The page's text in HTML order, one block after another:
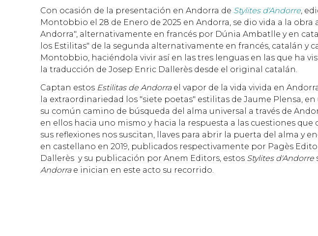
Con ocasión de la presentación en Andorra de Stylites d'Andorre,
Montobbio el 28 de Enero de 2025 en Andorra, se dio vida a la
Andorra", alternativamente en francés por Dúnia Ambatlle y en
los Estilitas" de la segunda alternativamente en francés, catalán y
Montobbio, haciéndola vivir así en las tres lenguas en las que ha
la traducción de Josep Enric Dallerès desde el original catalán.
Captan estos Estilitas de Andorra el vapor de la vida vivida en
la extraordinariedad los "siete poetas" estilitas de Jaume Plensa,
su común camino de búsqueda del alma universal a través de
en ellos hacia uno mismo y hacia la respuesta a las cuestiones que
sus reflexiones nos suscitan, llaves para abrir la puerta del alma y
en castellano en 2019, publicados respectivamente por Pagès
Dallerès y su publicación por Anem Editors, estos Stylites d'Andorre
Andorrae inician en este acto su recorrido.